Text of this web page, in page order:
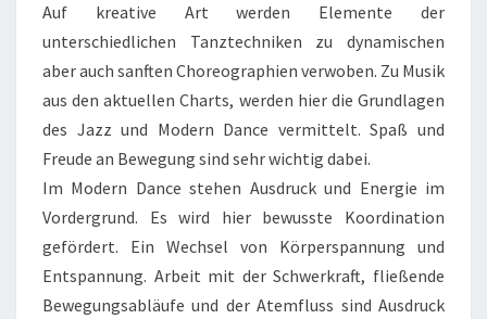
Auf kreative Art werden Elemente der
unterschiedlichen Tanztechniken zu dynamischen
aber auch sanften Choreographien verwoben. Zu Musik
aus den aktuellen Charts, werden hier die Grundlagen
des Jazz und Modern Dance vermittelt. Spaß und
Freude an Bewegung sind sehr wichtig dabei.
Im Modern Dance stehen Ausdruck und Energie im
Vordergrund. Es wird hier bewusste Koordination
gefördert. Ein Wechsel von Körperspannung und
Entspannung. Arbeit mit der Schwerkraft, fließende
Bewegungsabläufe und der Atemfluss sind Ausdruck